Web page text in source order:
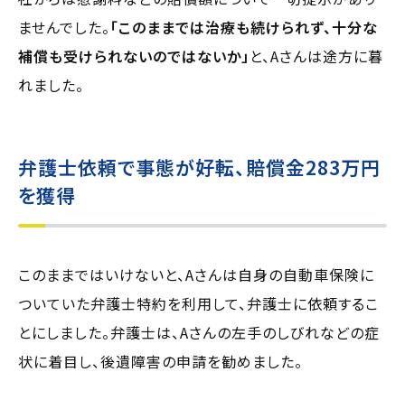
ませんでした。 「このままでは治療も続けられず、十分な
補償も受けられないのではないか」 と、Aさんは途方に暮
れました。
弁護士依頼で事態が好転、賠償金283万円
を獲得
このままではいけないと、Aさんは自身の自動車保険に
ついていた弁護士特約を利用して、弁護士に依頼するこ
とにしました。弁護士は、Aさんの左手のしびれなどの症
状に着目し、後遺障害の申請を勧めました。